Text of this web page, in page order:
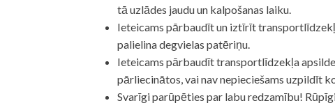
tā uzlādes jaudu un kalpošanas laiku.
Ieteicams pārbaudīt un iztīrīt
palielina degvielas patēriņu.
Ieteicams pārbaudīt transportlīdzekļa
pārliecinātos, vai nav nepieciešams uzpildīt
Svarīgi parūpēties par labu redzamību!